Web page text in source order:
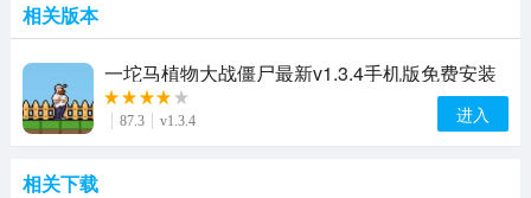
相关版本
一坨马植物大战僵尸最新v1.3.4手机版免费安装
87.3 v1.3.4 进入
相关下载